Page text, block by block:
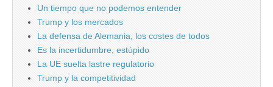
Un tiempo que no podemos entender
Trump y los mercados
La defensa de Alemania, los costes de todos
Es la incertidumbre, estúpido
La UE suelta lastre regulatorio
Trump y la competitividad